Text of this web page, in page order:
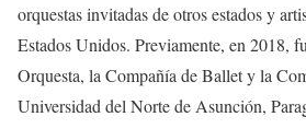
orquestas invitadas de otros estados y
Estados Unidos. Previamente, en 2018,
Orquesta, la Compañía de Ballet y la
Universidad del Norte de Asunción,